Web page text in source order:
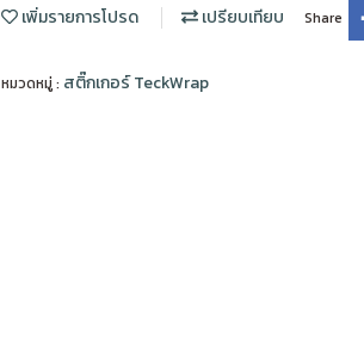
เพิ่มรายการโปรด เปรียบเทียบ Share
หมวดหมู่ : สติ๊กเกอร์ TeckWrap